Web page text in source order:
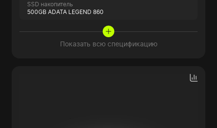
SSD накопитель
500GB ADATA LEGEND 860
Показать всю спецификацию